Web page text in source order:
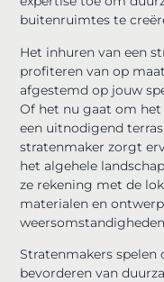
buitenruimtes te
Het inhuren van een
profiteren van op
afgestemd op jouw
Of het nu gaat om het
een uitnodigend
stratenmaker zorgt
het algehele
ze rekening met de
materialen en
Stratenmakers spelen
bevorderen van